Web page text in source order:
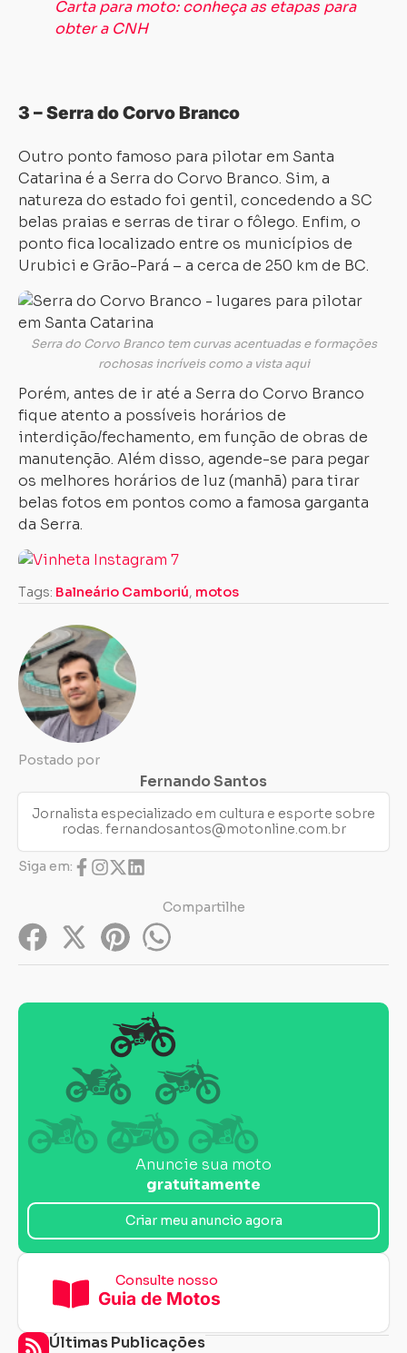
Carta para moto: conheça as etapas para
obter a CNH
3 – Serra do Corvo Branco
Outro ponto famoso para pilotar em Santa
Catarina é a Serra do Corvo Branco. Sim, a
natureza do estado foi gentil, concedendo a SC
belas praias e serras de tirar o fôlego. Enfim, o
ponto fica localizado entre os municípios de
Urubici e Grão-Pará – a cerca de 250 km de BC.
Serra do Corvo Branco tem curvas acentuadas e formações
rochosas incríveis como a vista aqui
Porém, antes de ir até a Serra do Corvo Branco
fique atento a possíveis horários de
interdição/fechamento, em função de obras de
manutenção. Além disso, agende-se para pegar
os melhores horários de luz (manhã) para tirar
belas fotos em pontos como a famosa garganta
da Serra.
Tags: Balneário Camboriú, motos
Postado por
Fernando Santos
Jornalista especializado em cultura e esporte sobre
rodas. fernandosantos@motonline.com.br
Siga em:
Compartilhe
Anuncie sua moto
gratuitamente
Criar meu anuncio agora
Consulte nosso
Guia de Motos
Últimas Publicações